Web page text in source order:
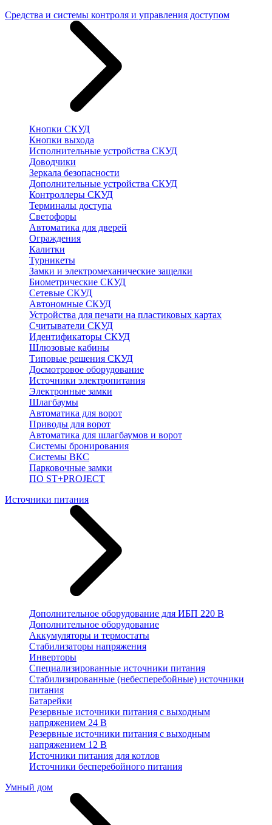
Средства и системы контроля и управления доступом
Кнопки СКУД
Кнопки выхода
Исполнительные устройства СКУД
Доводчики
Зеркала безопасности
Дополнительные устройства СКУД
Контроллеры СКУД
Терминалы доступа
Светофоры
Автоматика для дверей
Ограждения
Калитки
Турникеты
Замки и электромеханические защелки
Биометрические СКУД
Сетевые СКУД
Автономные СКУД
Устройства для печати на пластиковых картах
Считыватели СКУД
Идентификаторы СКУД
Шлюзовые кабины
Типовые решения СКУД
Досмотровое оборудование
Источники электропитания
Электронные замки
Шлагбаумы
Автоматика для ворот
Приводы для ворот
Автоматика для шлагбаумов и ворот
Системы бронирования
Системы ВКС
Парковочные замки
ПО ST+PROJECT
Источники питания
Дополнительное оборудование для ИБП 220 В
Дополнительное оборудование
Аккумуляторы и термостаты
Стабилизаторы напряжения
Инверторы
Специализированные источники питания
Стабилизированные (небесперебойные) источники
питания
Батарейки
Резервные источники питания с выходным
напряжением 24 В
Резервные источники питания с выходным
напряжением 12 В
Источники питания для котлов
Источники бесперебойного питания
Умный дом